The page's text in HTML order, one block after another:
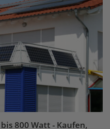
800 Watt - Kaufen,